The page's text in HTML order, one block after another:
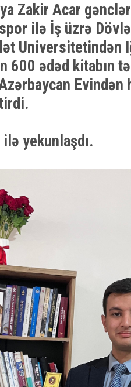
Zakir Acar
ilə İş üzrə
Universitetindən
600 ədəd kitabın
Evindən
yekunlaşdı.